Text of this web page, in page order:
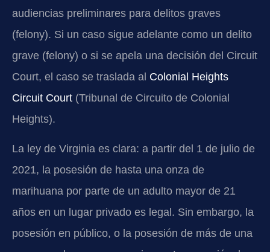
audiencias preliminares para delitos graves
(felony). Si un caso sigue adelante como un delito
grave (felony) o si se apela una decisión del Circuit
Court, el caso se traslada al Colonial Heights
Circuit Court (Tribunal de Circuito de Colonial
Heights).
La ley de Virginia es clara: a partir del 1 de julio de
2021, la posesión de hasta una onza de
marihuana por parte de un adulto mayor de 21
años en un lugar privado es legal. Sin embargo, la
posesión en público, o la posesión de más de una